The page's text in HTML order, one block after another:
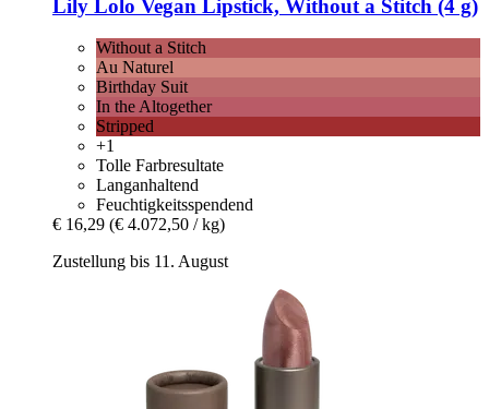
Lily Lolo Vegan Lipstick, Without a Stitch (4 g)
Without a Stitch
Au Naturel
Birthday Suit
In the Altogether
Stripped
+1
Tolle Farbresultate
Langanhaltend
Feuchtigkeitsspendend
€ 16,29 (€ 4.072,50 / kg)
Zustellung bis 11. August